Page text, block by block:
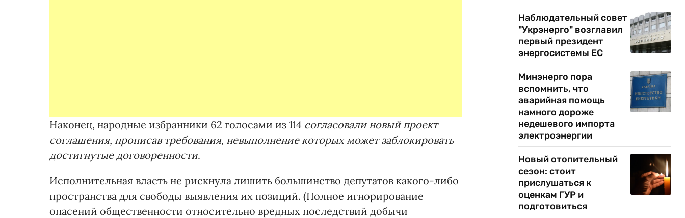
Наконец, народные избранники 62 голосами из 114 согласовали новый проект
соглашения, прописав требования, невыполнение которых может заблокировать
достигнутые договоренности.
Исполнительная власть не рискнула лишить большинство депутатов какого-либо
пространства для свободы выявления их позиций. (Полное игнорирование
опасений общественности относительно вредных последствий добычи
Наблюдательный совет
"Укрэнерго" возглавил
первый президент
энергосистемы ЕС
Минэнерго пора
вспомнить, что
аварийная помощь
намного дороже
недешевого импорта
электроэнергии
Новый отопительный
сезон: стоит
прислушаться к
оценкам ГУР и
подготовиться